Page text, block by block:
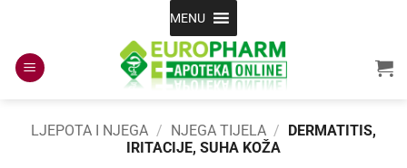
content
MENU
LJEPOTA I NJEGA / NJEGA TIJELA / DERMATITIS,
IRITACIJE, SUHA KOŽA